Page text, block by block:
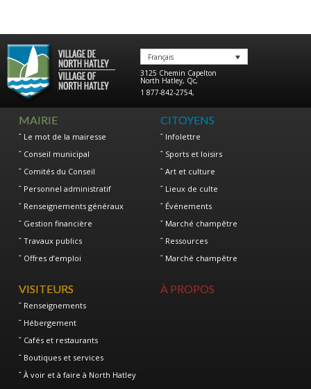
Français
3125 Chemin Capelton
North Hatley, Qc,
1 877-842-2754,
MAIRIE
Le mot de la mairesse
Conseil municipal
Comités du Conseil
Personnel administratif
Renseignements généraux
Gestion financière
Travaux publics
Offres d’emploi
CITOYENS
Infolettre
Sports et loisirs
Art et culture
Lieux de culte
Événements
Marché champêtre
Ressources
Marché champêtre
VISITEURS
Renseignements
Hébergement
Cafés et restaurants
Boutiques et services
À voir et à faire à North Hatley
À PROPOS